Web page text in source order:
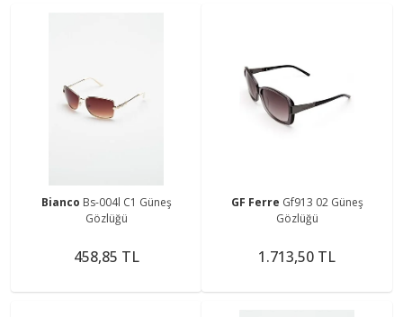
Bianco Bs-004l C1 Güneş
Gözlüğü
458,85 TL
GF Ferre Gf913 02 Güneş
Gözlüğü
1.713,50 TL